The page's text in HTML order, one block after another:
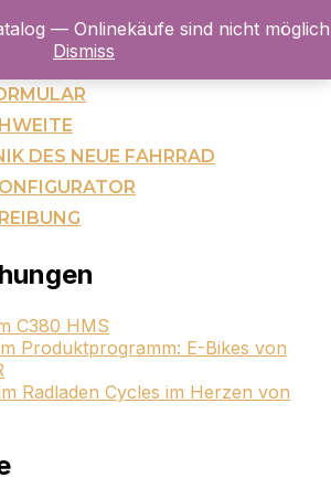
DES NEUE FAHRRAD
C380 HMS
Produktprogramm: E-Bikes von
Radladen Cycles im Herzen von
— Onlinekäufe sind nicht möglich
Dismiss